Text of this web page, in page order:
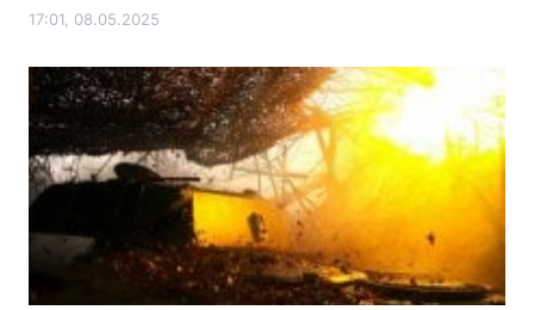
17:01, 08.05.2025